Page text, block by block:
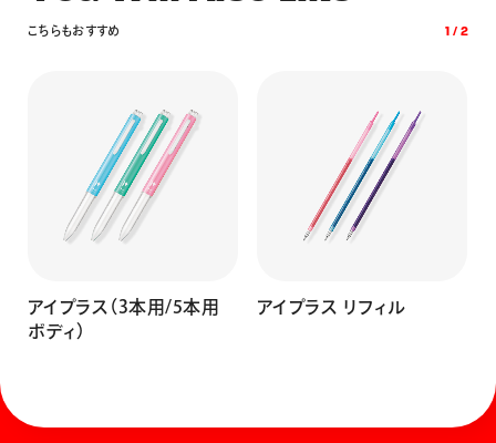
こち らもおすすめ
アイプラス（3本用/5本用
ボディ）
アイプラス リフィル
1 /2